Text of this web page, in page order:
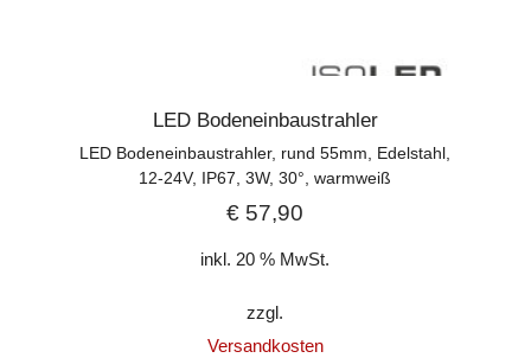
LED Bodeneinbaustrahler
LED Bodeneinbaustrahler, rund 55mm, Edelstahl,
12-24V, IP67, 3W, 30°, warmweiß
€ 57,90
inkl. 20 % MwSt.
zzgl.
Versandkosten